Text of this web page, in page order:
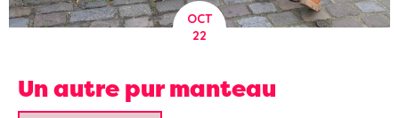
OCT
22
Un autre pur manteau